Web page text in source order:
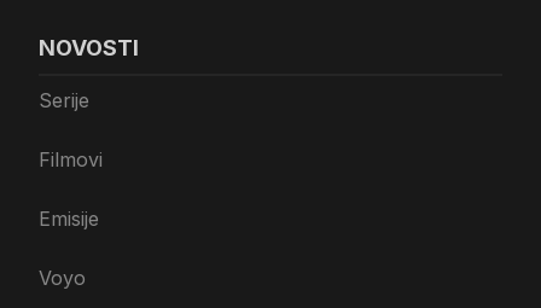
NOVOSTI
Serije
Filmovi
Emisije
Voyo